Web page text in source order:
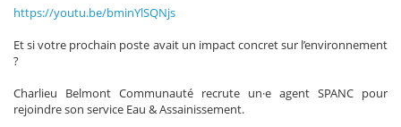
https://youtu.be/bminYlSQNjs
Et si votre prochain poste avait un impact concret sur l’environnement
?
Charlieu Belmont Communauté recrute un·e agent SPANC pour
rejoindre son service Eau & Assainissement.